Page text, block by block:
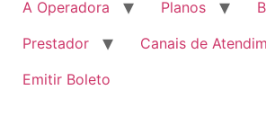
A Operadora Planos
Prestador
Canais de
Emitir Boleto